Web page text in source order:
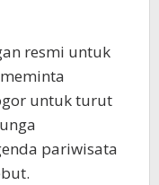
resmi untuk
untuk turut
pariwisata